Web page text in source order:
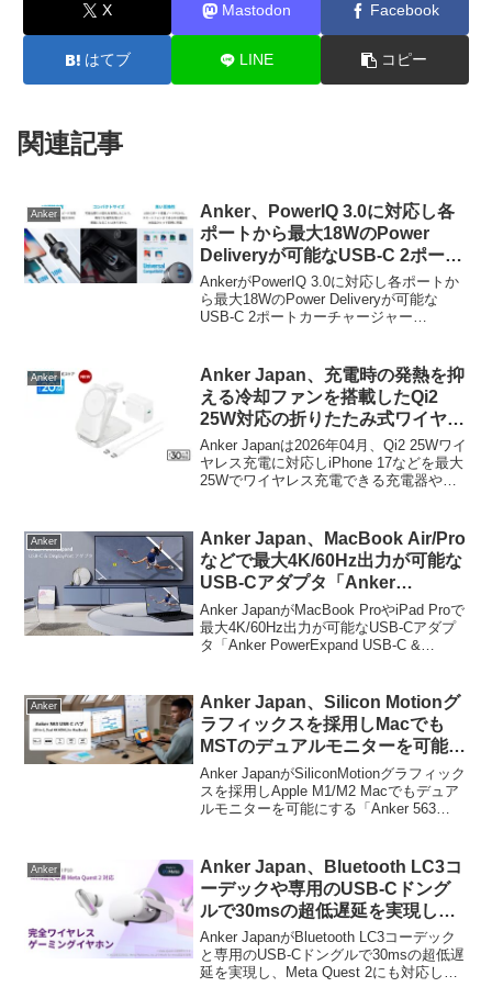
X Mastodon Facebook
はてブ LINE コピー
関連記事
Anker
Anker、PowerIQ 3.0に対応し各
ポートから最大18WのPower
Deliveryが可能なUSB-C 2ポート
カーチャージャー「PowerDrive
III Duo」を発売。
AnkerがPowerIQ 3.0に対応し各ポートか
ら最大18WのPower Deliveryが可能な
USB-C 2ポートカーチャージャー
Anker
Anker Japan、充電時の発熱を抑
える冷却ファンを搭載したQi2
25W対応の折りたたみ式ワイヤレ
ス充電器「Anker Prime Wireless
Charging Station (3-in-1,
MagGo, AirCool, Foldable)」の
Anker Japanは2026年04月、Qi2 25Wワイ
ヤレス充電に対応しiPhone 17などを最大
25Wでワイヤレス充電できる充電器や冷
Charging Station (3-in-1, MagGo, AirCool,
Foldable) (SKU: A25N1)」を発売しました
が、このワイヤレス充電器のホワイトモ
デルが新たに発売されています。
Anker
Anker Japan、MacBook Air/Pro
などで最大4K/60Hz出力が可能な
USB-Cアダプタ「Anker
PowerExpand USB-C &
DisplayPort アダプタ」を発売。
Anker JapanがMacBook ProやiPad Proで
最大4K/60Hz出力が可能なUSB-Cアダプ
タ「Anker PowerExpand USB-C &
Anker
Anker Japan、Silicon Motionグ
ラフィックスを採用しMacでも
MSTのデュアルモニターを可能に
する「Anker 563 USB-C ハブ
(10-in-1, Dual 4K HDMI, for
MacBook)」を発売。
Anker JapanがSiliconMotionグラフィック
スを採用しApple M1/M2 Macでもデュア
ルモニターを可能にする「Anker 563
Anker
Anker Japan、Bluetooth LC3コ
ーデックや専用のUSB-Cドング
ルで30msの超低遅延を実現し、
Meta Quest 2にも対応したワイヤ
レスゲーミングイヤホン
「Soundcore VR P10」を発売。
Anker JapanがBluetooth LC3コーデック
と専用のUSB-Cドングルで30msの超低遅
延を実現し、Meta Quest 2にも対応した